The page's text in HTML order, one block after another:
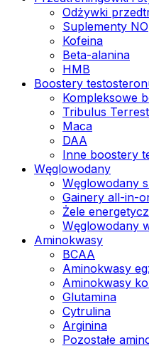
Odżywki
Suplementy NO
Kofeina
Beta-alanina
HMB
Boostery
Kompleksowe
Tribulus
Maca
DAA
Inne boostery
Węglowodany
Węglowodany
Gainery all-in-
Żele
Węglowodany
Aminokwasy
BCAA
Aminokwasy
Aminokwasy
Glutamina
Cytrulina
Arginina
Pozostałe